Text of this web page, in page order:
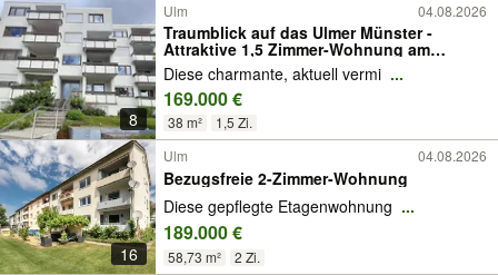
8
Ulm 04.08.2026
Traumblick auf das Ulmer Münster -
Attraktive 1,5 Zimmer-Wohnung am
Safranberg
Diese charmante, aktuell vermi ...
169.000 €
38 m² 1,5 Zi.
16
Ulm 04.08.2026
Bezugsfreie 2-Zimmer-Wohnung
Diese gepflegte Etagenwohnung ...
189.000 €
58,73 m² 2 Zi.